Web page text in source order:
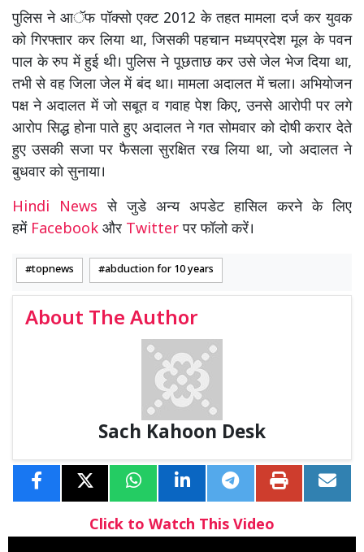
पुलिस ने आॅफ पॉक्सो एक्ट 2012 के तहत मामला दर्ज कर युवक
को गिरफ्तार कर लिया था, जिसकी पहचान मध्यप्रदेश मूल के पवन
पाल के रुप में हुई थी। पुलिस ने पूछताछ कर उसे जेल भेज दिया था,
तभी से वह जिला जेल में बंद था। मामला अदालत में चला। अभियोजन
पक्ष ने अदालत में जो सबूत व गवाह पेश किए, उनसे आरोपी पर लगे
आरोप सिद्ध होना पाते हुए अदालत ने गत सोमवार को दोषी करार देते
हुए उसकी सजा पर फैसला सुरक्षित रख लिया था, जो अदालत ने
बुधवार को सुनाया।
Hindi Newsसे जुडे अन्य अपडेट हासिल करने के लिए
हमें Facebook और Twitterपर फॉलो करें।
topnews abduction for 10 years
About The Author
Sach Kahoon Desk
Click to Watch This Video